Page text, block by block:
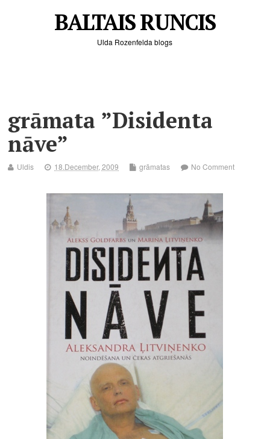
BALTAIS RUNCIS
Ulda Rozenfelda blogs
grāmata ”Disidenta
nāve”
Uldis 18.December, 2009 grāmatas No Comment